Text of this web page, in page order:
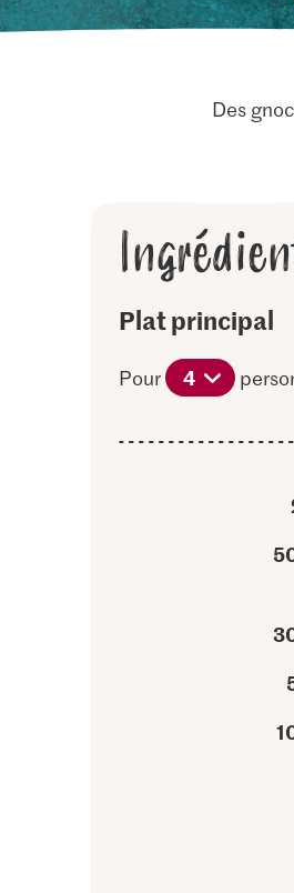
Des
Plat principal
Pour 4